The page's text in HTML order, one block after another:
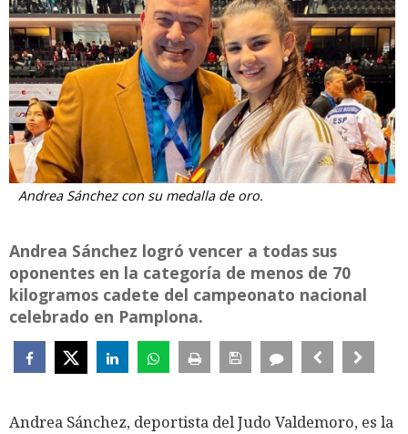
Andrea Sánchez con su medalla de oro.
Andrea Sánchez logró vencer a todas sus
oponentes en la categoría de menos de 70
kilogramos cadete del campeonato nacional
celebrado en Pamplona.
Andrea Sánchez, deportista del Judo Valdemoro, es la